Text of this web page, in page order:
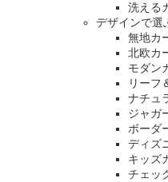
洗える
デザインで選
無地カ
北欧カ
モダン
リーフ
ナチュ
ジャガ
ボーダ
ディズ
キッズ
チェッ